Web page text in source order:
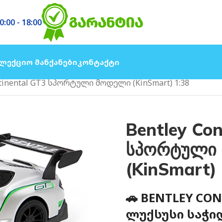
- 18:00
Მანქანები Კონტაქტი
GT3 სპორტული მოდელი (KinSmart) 1:38
Bentley
(KinSmart)
🚗 BENTLEY
ᲚᲣᲥᲡᲣᲡᲘ